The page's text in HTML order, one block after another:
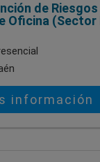
de
Oficina
información